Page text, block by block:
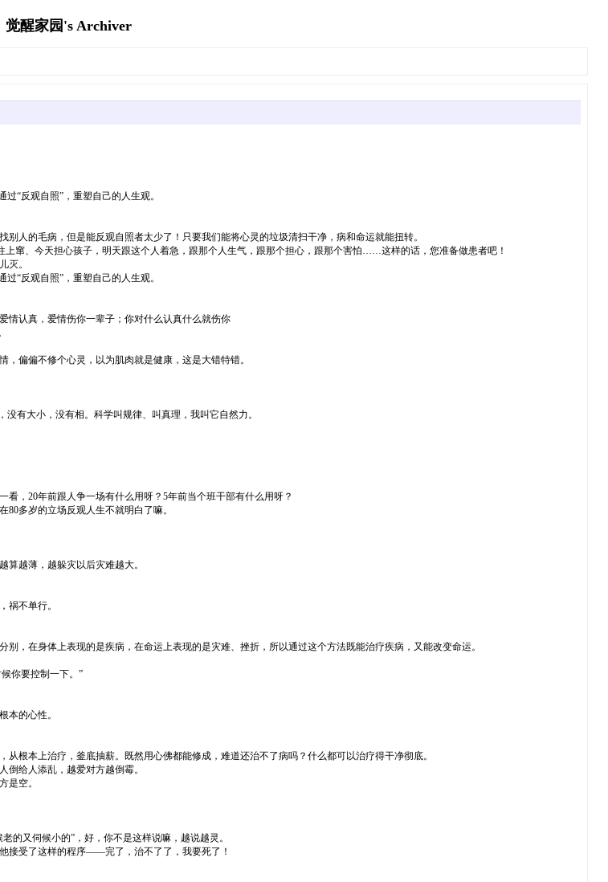
觉醒家园's Archiver
“反观自照”，重塑自己的人生观。
人的毛病，但是能反观自照者太少了！只要我们能将心灵的垃圾清扫干净，病和命运就能扭转。
、今天担心孩子，明天跟这个人着急，跟那个人生气，跟那个担心，跟那个害怕……这样的话，您准备做患者吧！
灭。
“反观自照”，重塑自己的人生观。
认真，爱情伤你一辈子；你对什么认真什么就伤你
偏偏不修个心灵，以为肌肉就是健康，这是大错特错。
有大小，没有相。科学叫规律、叫真理，我叫它自然力。
，20年前跟人争一场有什么用呀？5年前当个班干部有什么用呀？
多岁的立场反观人生不就明白了嘛。
越薄，越躲灾以后灾难越大。
祸不单行。
，在身体上表现的是疾病，在命运上表现的是灾难、挫折，所以通过这个方法既能治疗疾病，又能改变命运。
你要控制一下。”
本的心性。
根本上治疗，釜底抽薪。既然用心佛都能修成，难道还治不了病吗？什么都可以治疗得干净彻底。
给人添乱，越爱对方越倒霉。
是空。
的又伺候小的”，好，你不是这样说嘛，越说越灵。
接受了这样的程序——完了，治不了了，我要死了！